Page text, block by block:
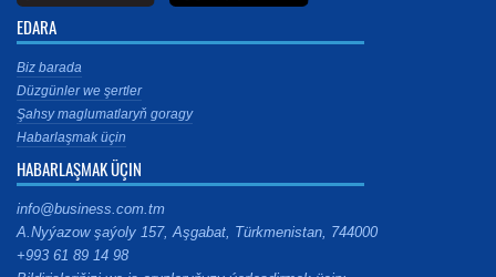
EDARA
Biz barada
Düzgünler we şertler
Şahsy maglumatlaryň goragy
Habarlaşmak üçin
HABARLAŞMAK ÜÇIN
info@business.com.tm
A.Nyýazow şaýoly 157, Aşgabat, Türkmenistan, 744000
+993 61 89 14 98